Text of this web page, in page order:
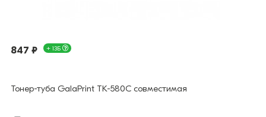
847 ₽ + 13Б
Тонер-туба GalaPrint TK-580C совместимая